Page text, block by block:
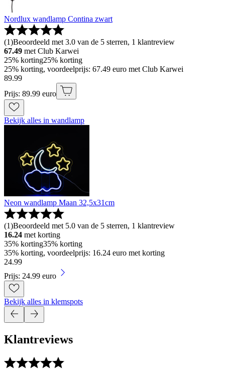
Nordlux wandlamp Contina zwart
(1)Beoordeeld met 3.0 van de 5 sterren, 1 klantreview
67.49 met Club Karwei
25% korting25% korting
25% korting, voordeelprijs: 67.49 euro met Club Karwei
89.99
Prijs: 89.99 euro
Bekijk alles in wandlamp
Neon wandlamp Maan 32,5x31cm
(1)Beoordeeld met 5.0 van de 5 sterren, 1 klantreview
16.24 met korting
35% korting35% korting
35% korting, voordeelprijs: 16.24 euro met korting
24.99
Prijs: 24.99 euro
Bekijk alles in klemspots
Klantreviews